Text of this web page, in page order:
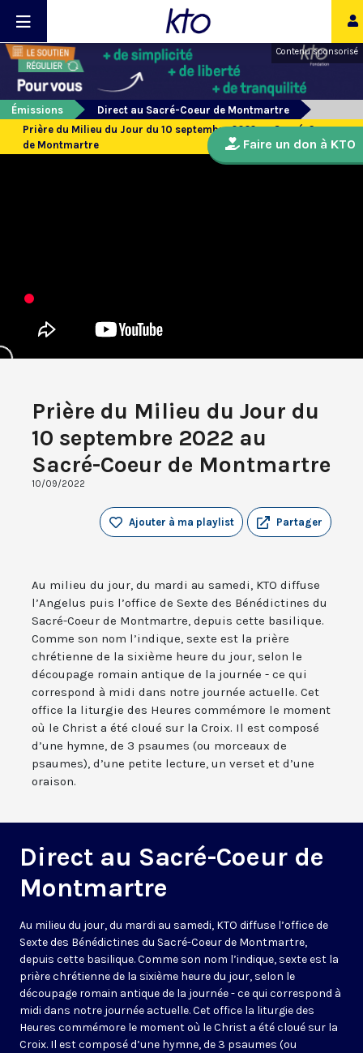
Contenu sponsorisé
Émissions
Direct au Sacré-Coeur de Montmartre
Prière du Milieu du Jour du 10 septembre 2022 au Sacré-Coeur
de Montmartre
Prière du Milieu du Jour du
10 septembre 2022 au
Sacré-Coeur de Montmartre
10/09/2022
Partager
Ajouter à ma playlist
Au milieu du jour, du mardi au samedi, KTO diffuse
l’Angelus puis l’office de Sexte des Bénédictines du
Sacré-Coeur de Montmartre, depuis cette basilique.
Comme son nom l’indique, sexte est la prière
chrétienne de la sixième heure du jour, selon le
découpage romain antique de la journée - ce qui
correspond à midi dans notre journée actuelle. Cet
office la liturgie des Heures commémore le moment
où le Christ a été cloué sur la Croix. Il est composé
d’une hymne, de 3 psaumes (ou morceaux de
psaumes), d’une petite lecture, un verset et d’une
oraison.
Direct au Sacré-Coeur de
Montmartre
Au milieu du jour, du mardi au samedi, KTO diffuse l’office de
Sexte des Bénédictines du Sacré-Coeur de Montmartre,
depuis cette basilique. Comme son nom l’indique, sexte est la
prière chrétienne de la sixième heure du jour, selon le
découpage romain antique de la journée - ce qui correspond à
midi dans notre journée actuelle. Cet office la liturgie des
Heures commémore le moment où le Christ a été cloué sur la
Croix. Il est composé d’une hymne, de 3 psaumes (ou
Faire un don à KTO